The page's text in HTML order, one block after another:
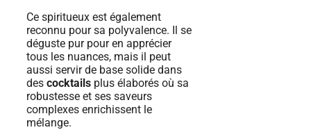
Ce spiritueux est également
reconnu pour sa polyvalence. Il se
déguste pur pour en apprécier
tous les nuances, mais il peut
aussi servir de base solide dans
des cocktails plus élaborés où sa
robustesse et ses saveurs
complexes enrichissent le
mélange.